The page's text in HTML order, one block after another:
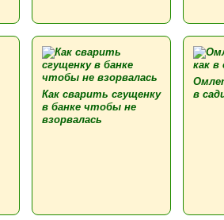
Как сварить сгущенку
в банке чтобы не
взорвалась
в